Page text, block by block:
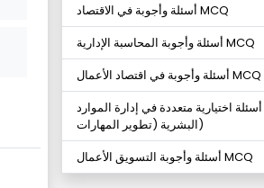
أسئلة وأجوبة في الاقتصاد MCQ
أسئلة وأجوبة المحاسبة الإدارية MCQ
أسئلة وأجوبة في اقتصاد الأعمال MCQ
أسئلة اختيارية متعددة في إدارة الموارد
البشرية (تطوير المهارات)
أسئلة وأجوبة التسويق الأعمال MCQ